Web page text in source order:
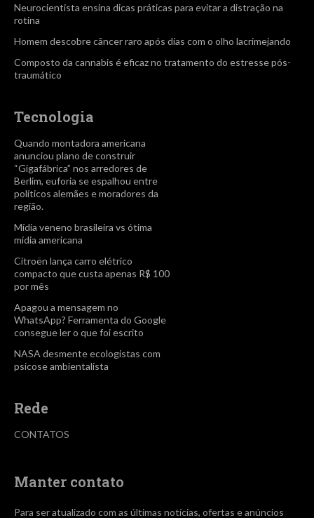
Neurocientista ensina dicas práticas para evitar a distração na
rotina
Homem descobre câncer raro após dias com o olho lacrimejando
Composto da cannabis é eficaz no tratamento do estresse pós-
traumático
Tecnologia
Quando montadora americana
anunciou plano de construir
“Gigafábrica” nos arredores de
Berlim, euforia se espalhou entre
políticos alemães e moradores da
região.
Mídia veneno brasileira vs ótima
mídia americana
Citroën lança carro elétrico
compacto que custa apenas R$ 100
por mês
Apagou a mensagem no
WhatsApp? Ferramenta do Google
consegue ler o que foi escrito
NASA desmente ecologistas com
psicose ambientalista
Rede
CONTATOS
Manter contato
Para ser atualizado com as últimas notícias, ofertas e anúncios